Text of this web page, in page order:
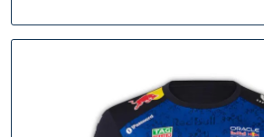
Treue
Fans!